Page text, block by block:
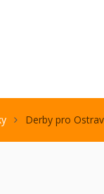
Derby pro